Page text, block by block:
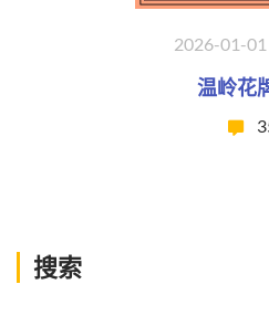
2026-01-
温岭花
搜索